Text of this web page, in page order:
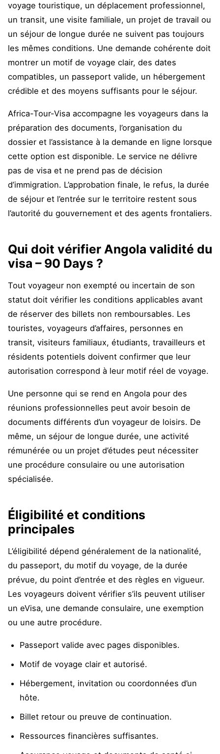
voyage touristique, un déplacement professionnel,
un transit, une visite familiale, un projet de travail ou
un séjour de longue durée ne suivent pas toujours
les mêmes conditions. Une demande cohérente doit
montrer un motif de voyage clair, des dates
compatibles, un passeport valide, un hébergement
crédible et des moyens suffisants pour le séjour.
Africa-Tour-Visa accompagne les voyageurs dans la
préparation des documents, l’organisation du
dossier et l’assistance à la demande en ligne lorsque
cette option est disponible. Le service ne délivre
pas de visa et ne prend pas de décision
d’immigration. L’approbation finale, le refus, la durée
de séjour et l’entrée sur le territoire restent sous
l’autorité du gouvernement et des agents frontaliers.
Qui doit vérifier Angola validité du
visa – 90 Days ?
Tout voyageur non exempté ou incertain de son
statut doit vérifier les conditions applicables avant
de réserver des billets non remboursables. Les
touristes, voyageurs d’affaires, personnes en
transit, visiteurs familiaux, étudiants, travailleurs et
résidents potentiels doivent confirmer que leur
autorisation correspond à leur motif réel de voyage.
Une personne qui se rend en Angola pour des
réunions professionnelles peut avoir besoin de
documents différents d’un voyageur de loisirs. De
même, un séjour de longue durée, une activité
rémunérée ou un projet d’études peut nécessiter
une procédure consulaire ou une autorisation
spécialisée.
Éligibilité et conditions
principales
L’éligibilité dépend généralement de la nationalité,
du passeport, du motif du voyage, de la durée
prévue, du point d’entrée et des règles en vigueur.
Les voyageurs doivent vérifier s’ils peuvent utiliser
un eVisa, une demande consulaire, une exemption
ou une autre procédure.
Passeport valide avec pages disponibles.
Motif de voyage clair et autorisé.
Hébergement, invitation ou coordonnées d’un
hôte.
Billet retour ou preuve de continuation.
Ressources financières suffisantes.